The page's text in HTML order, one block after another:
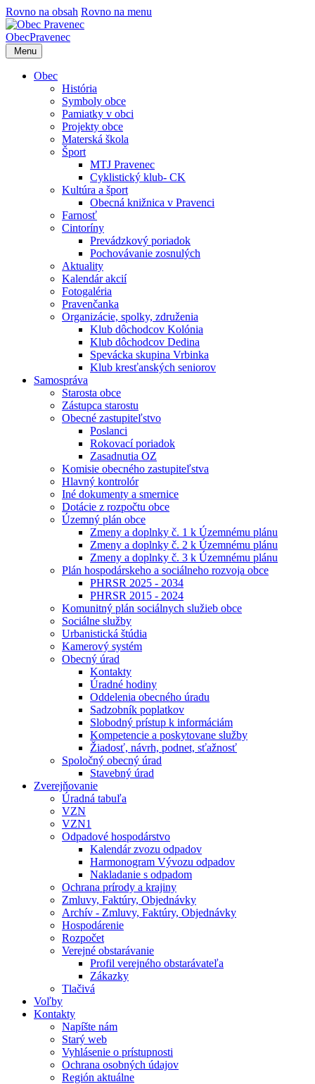
Rovno na obsah Rovno na menu
ObecPravenec
Menu
Obec
História
Symboly obce
Pamiatky v obci
Projekty obce
Materská škola
Šport
MTJ Pravenec
Cyklistický klub- CK
Kultúra a šport
Obecná knižnica v Pravenci
Farnosť
Cintoríny
Prevádzkový poriadok
Pochovávanie zosnulých
Aktuality
Kalendár akcií
Fotogaléria
Pravenčanka
Organizácie, spolky, združenia
Klub dôchodcov Kolónia
Klub dôchodcov Dedina
Spevácka skupina Vrbinka
Klub kresťanských seniorov
Samospráva
Starosta obce
Zástupca starostu
Obecné zastupiteľstvo
Poslanci
Rokovací poriadok
Zasadnutia OZ
Komisie obecného zastupiteľstva
Hlavný kontrolór
Iné dokumenty a smernice
Dotácie z rozpočtu obce
Územný plán obce
Zmeny a doplnky č. 1 k Územnému plánu
Zmeny a doplnky č. 2 k Územnému plánu
Zmeny a doplnky č. 3 k Územnému plánu
Plán hospodárskeho a sociálneho rozvoja obce
PHRSR 2025 - 2034
PHRSR 2015 - 2024
Komunitný plán sociálnych služieb obce
Sociálne služby
Urbanistická štúdia
Kamerový systém
Obecný úrad
Kontakty
Úradné hodiny
Oddelenia obecného úradu
Sadzobník poplatkov
Slobodný prístup k informáciám
Kompetencie a poskytovane služby
Žiadosť, návrh, podnet, sťažnosť
Spoločný obecný úrad
Stavebný úrad
Zverejňovanie
Úradná tabuľa
VZN
VZN1
Odpadové hospodárstvo
Kalendár zvozu odpadov
Harmonogram Vývozu odpadov
Nakladanie s odpadom
Ochrana prírody a krajiny
Zmluvy, Faktúry, Objednávky
Archív - Zmluvy, Faktúry, Objednávky
Hospodárenie
Rozpočet
Verejné obstarávanie
Profil verejného obstarávateľa
Zákazky
Tlačivá
Voľby
Kontakty
Napíšte nám
Starý web
Vyhlásenie o prístupnosti
Ochrana osobných údajov
Región aktuálne